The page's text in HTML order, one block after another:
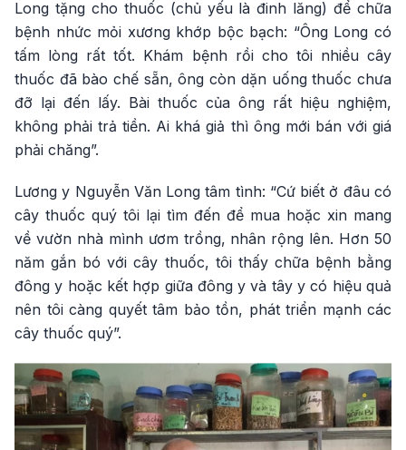
Long tặng cho thuốc (chủ yếu là đinh lăng) để chữa
bệnh nhức mỏi xương khớp bộc bạch: “Ông Long có
tấm lòng rất tốt. Khám bệnh rồi cho tôi nhiều cây
thuốc đã bào chế sẵn, ông còn dặn uống thuốc chưa
đỡ lại đến lấy. Bài thuốc của ông rất hiệu nghiệm,
không phải trả tiền. Ai khá giả thì ông mới bán với giá
phải chăng”.
Lương y Nguyễn Văn Long tâm tình: “Cứ biết ở đâu có
cây thuốc quý tôi lại tìm đến để mua hoặc xin mang
về vườn nhà mình ươm trồng, nhân rộng lên. Hơn 50
năm gắn bó với cây thuốc, tôi thấy chữa bệnh bằng
đông y hoặc kết hợp giữa đông y và tây y có hiệu quả
nên tôi càng quyết tâm bảo tồn, phát triển mạnh các
cây thuốc quý”.